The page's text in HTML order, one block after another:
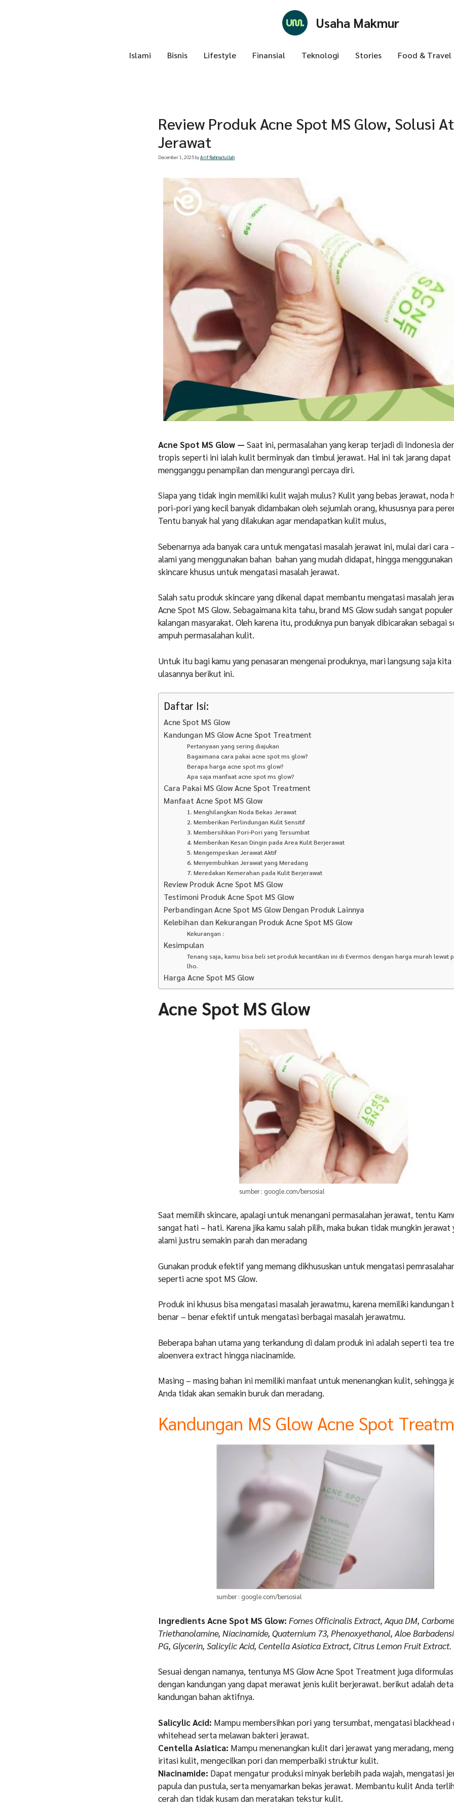
Usaha Makmur
Islami Bisnis Lifestyle Finansial Teknologi Stories Food & Travel
Review Produk Acne Spot MS Glow, Solusi
Jerawat
December 1, 2025byArif Rahmatullah
Acne Spot MS Glow — Saat ini, permasalahan yang kerap terjadi di Indonesia
tropis seperti ini ialah kulit berminyak dan timbul jerawat. Hal ini tak jarang dapat
mengganggu penampilan dan mengurangi percaya diri.
Siapa yang tidak ingin memiliki kulit wajah mulus? Kulit yang bebas jerawat, noda
pori-pori yang kecil banyak didambakan oleh sejumlah orang, khususnya para
Tentu banyak hal yang dilakukan agar mendapatkan kulit mulus,
Sebenarnya ada banyak cara untuk mengatasi masalah jerawat ini, mulai dari cara
alami yang menggunakan bahan bahan yang mudah didapat, hingga
skincare khusus untuk mengatasi masalah jerawat.
Salah satu produk skincare yang dikenal dapat membantu mengatasi masalah
Acne Spot MS Glow. Sebagaimana kita tahu, brand MS Glow sudah sangat
kalangan masyarakat. Oleh karena itu, produknya pun banyak dibicarakan sebagai
ampuh permasalahan kulit.
Untuk itu bagi kamu yang penasaran mengenai produknya, mari langsung saja kita
ulasannya berikut ini.
Daftar Isi:
Acne Spot MS Glow
Kandungan MS Glow Acne Spot Treatment
Pertanyaan yang sering diajukan
Bagaimana cara pakai acne spot ms glow?
Berapa harga acne spot ms glow?
Apa saja manfaat acne spot ms glow?
Cara Pakai MS Glow Acne Spot Treatment
Manfaat Acne Spot MS Glow
1. Menghilangkan Noda Bekas Jerawat
2. Memberikan Perlindungan Kulit Sensitif
3. Membersihkan Pori-Pori yang Tersumbat
4. Memberikan Kesan Dingin pada Area Kulit Berjerawat
5. Mengempeskan Jerawat Aktif
6. Menyembuhkan Jerawat yang Meradang
7. Meredakan Kemerahan pada Kulit Berjerawat
Review Produk Acne Spot MS Glow
Testimoni Produk Acne Spot MS Glow
Perbandingan Acne Spot MS Glow Dengan Produk Lainnya
Kelebihan dan Kekurangan Produk Acne Spot MS Glow
Kekurangan :
Kesimpulan
Tenang saja, kamu bisa beli set produk kecantikan ini di Evermos dengan harga murah lewat
lho.
Harga Acne Spot MS Glow
Acne Spot MS Glow
sumber : google.com/bersosial
Saat memilih skincare, apalagi untuk menangani permasalahan jerawat, tentu
sangat hati – hati. Karena jika kamu salah pilih, maka bukan tidak mungkin jerawat
alami justru semakin parah dan meradang
Gunakan produk efektif yang memang dikhususkan untuk mengatasi
seperti acne spot MS Glow.
Produk ini khusus bisa mengatasi masalah jerawatmu, karena memiliki kandungan
benar – benar efektif untuk mengatasi berbagai masalah jerawatmu.
Beberapa bahan utama yang terkandung di dalam produk ini adalah seperti tea
aloenvera extract hingga niacinamide.
Masing – masing bahan ini memiliki manfaat untuk menenangkan kulit, sehingga
Anda tidak akan semakin buruk dan meradang.
Kandungan MS Glow Acne Spot
sumber : google.com/bersosial
Ingredients Acne Spot MS Glow: Fomes Officinalis Extract, Aqua DM,
Triethanolamine, Niacinamide, Quaternium 73, Phenoxyethanol, Aloe
PG, Glycerin, Salicylic Acid, Centella Asiatica Extract, Citrus Lemon Fruit Extract.
Sesuai dengan namanya, tentunya MS Glow Acne Spot Treatment juga
dengan kandungan yang dapat merawat jenis kulit berjerawat. berikut adalah
kandungan bahan aktifnya.
Salicylic Acid: Mampu membersihkan pori yang tersumbat, mengatasi blackhead
whitehead serta melawan bakteri jerawat.
Centella Asiatica: Mampu menenangkan kulit dari jerawat yang meradang,
iritasi kulit, mengecilkan pori dan memperbaiki struktur kulit.
Niacinamide: Dapat mengatur produksi minyak berlebih pada wajah, mengatasi
papula dan pustula, serta menyamarkan bekas jerawat. Membantu kulit Anda
cerah dan tidak kusam dan meratakan tekstur kulit.